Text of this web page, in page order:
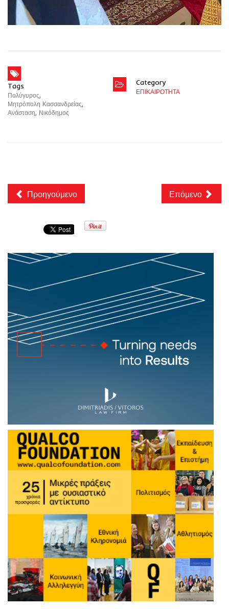
Tags
Πολύγυρος,
Μητρόπολη Κασσανδρείας,
Ανάσταση, Νικόδημος
Category
ΕΠΙΚΑΙΡΟΤΗΤΑ
Προηγούμενο Επόμενο